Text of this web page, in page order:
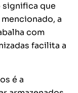
significa que
a
com
facilita a
é a